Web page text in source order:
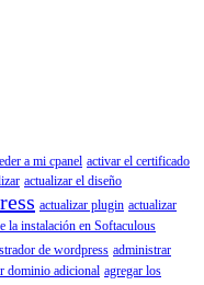
a mi cpanel activar el certificado
actualizar el diseño
actualizar plugin actualizar
la instalación en Softaculous
de wordpress administrar
dominio adicional agregar los